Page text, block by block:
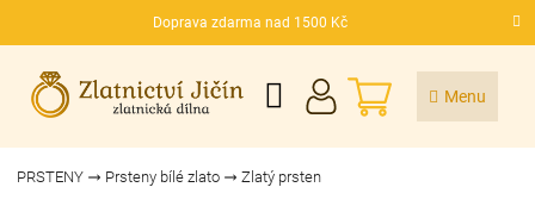
Doprava zdarma nad 1500 Kč
CZK
NÁKUPNÍ
KOŠÍK
PRSTENY Prsteny bílé zlato Zlatý prsten